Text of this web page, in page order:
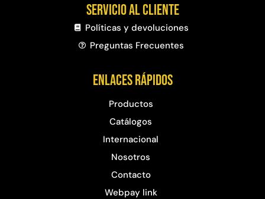
Servicio al cliente
Políticas y devoluciones
Preguntas Frecuentes​
Enlaces rápidos
Productos
Catálogos
Internacional
Nosotros
Contacto
Webpay link